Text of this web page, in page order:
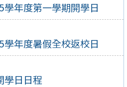
年度第一學期開學日
年度暑假全校返校日
學日日程